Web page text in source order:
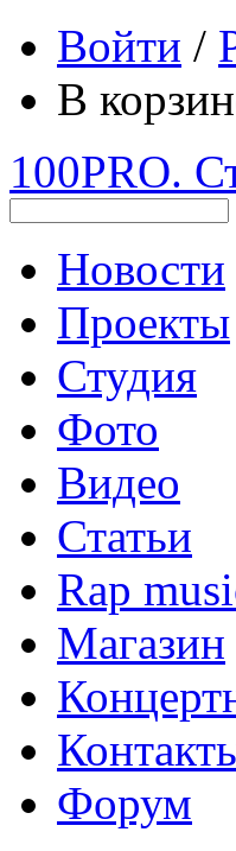
Войти /
В
100PRO.
Новости
Проекты
Студия
Фото
Видео
Статьи
Rap
Магазин
Форум